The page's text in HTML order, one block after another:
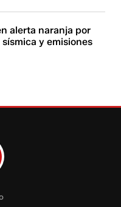
alerta naranja por
y emisiones